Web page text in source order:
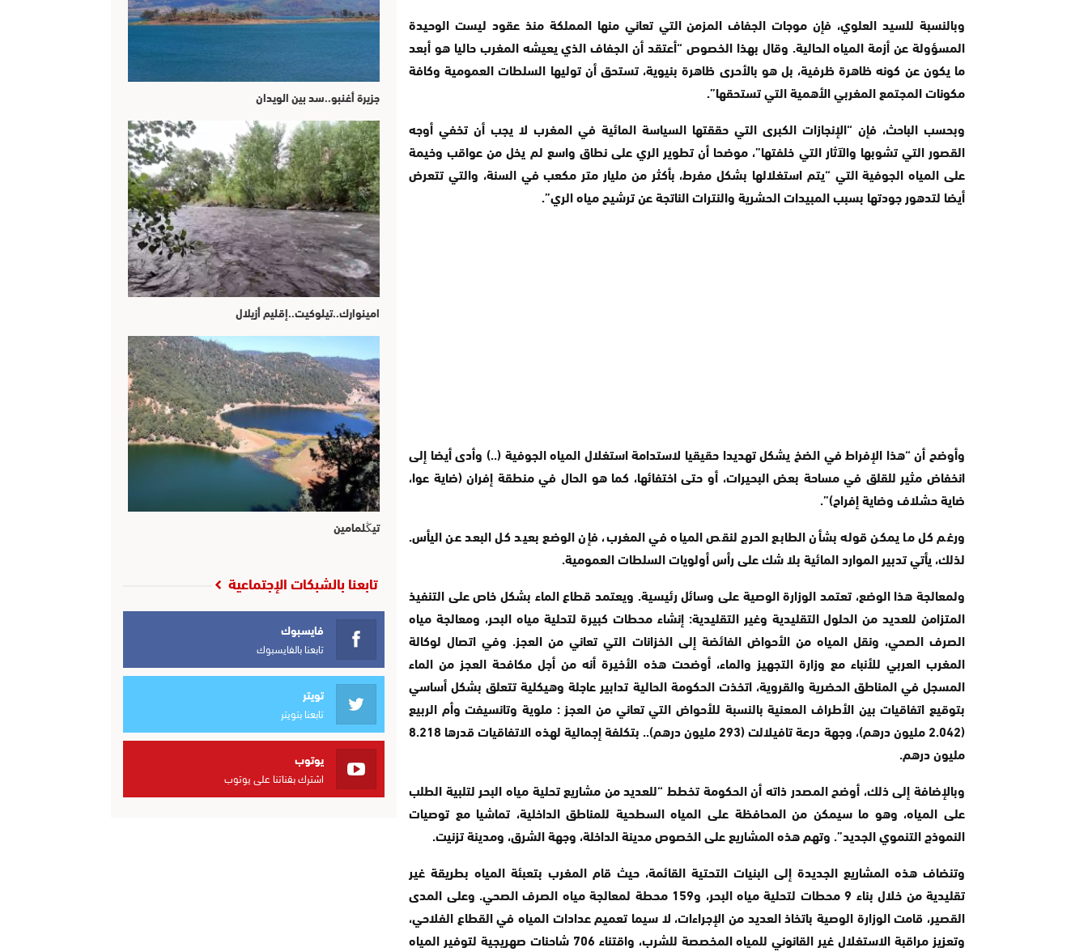
وبالنسبة للسيد العلوي، فإن موجات الجفاف المزمن التي تعاني منها المملكة منذ عقود ليست الوحيدة
المسؤولة عن أزمة المياه الحالية. وقال بهذا الخصوص “أعتقد أن الجفاف الذي يعيشه المغرب حاليا هو أبعد
ما يكون عن كونه ظاهرة ظرفية، بل هو بالأحرى ظاهرة بنيوية، تستحق أن توليها السلطات العمومية وكافة
مكونات المجتمع المغربي الأهمية التي تستحقها”.
وبحسب الباحث، فإن “الإنجازات الكبرى التي حققتها السياسة المائية في المغرب لا يجب أن تخفي أوجه
القصور التي تشوبها والآثار التي خلفتها”، موضحا أن تطوير الري على نطاق واسع لم يخل من عواقب وخيمة
على المياه الجوفية التي “يتم استغلالها بشكل مفرط، بأكثر من مليار متر مكعب في السنة، والتي تتعرض
أيضا لتدهور جودتها بسبب المبيدات الحشرية والنترات الناتجة عن ترشيح مياه الري”.
وأوضح أن “هذا الإفراط في الضخ يشكل تهديدا حقيقيا لاستدامة استغلال المياه الجوفية (..) وأدى أيضا إلى
انخفاض مثير للقلق في مساحة بعض البحيرات، أو حتى اختفائها، كما هو الحال في منطقة إفران (ضاية عوا،
ضاية حشلاف وضاية إفراح)”.
ورغم كل ما يمكن قوله بشأن الطابع الحرج لنقص المياه في المغرب، فإن الوضع بعيد كل البعد عن اليأس.
لذلك، يأتي تدبير الموارد المائية بلا شك على رأس أولويات السلطات العمومية.
ولمعالجة هذا الوضع، تعتمد الوزارة الوصية على وسائل رئيسية. ويعتمد قطاع الماء بشكل خاص على التنفيذ
المتزامن للعديد من الحلول التقليدية وغير التقليدية: إنشاء محطات كبيرة لتحلية مياه البحر، ومعالجة مياه
الصرف الصحي، ونقل المياه من الأحواض الفائضة إلى الخزانات التي تعاني من العجز. وفي اتصال لوكالة
المغرب العربي للأنباء مع وزارة التجهيز والماء، أوضحت هذه الأخيرة أنه من أجل مكافحة العجز من الماء
المسجل في المناطق الحضرية والقروية، اتخذت الحكومة الحالية تدابير عاجلة وهيكلية تتعلق بشكل أساسي
بتوقيع اتفاقيات بين الأطراف المعنية بالنسبة للأحواض التي تعاني من العجز : ملوية وتانسيفت وأم الربيع
(2.042 مليون درهم)، وجهة درعة تافيلالت (293 مليون درهم).. بتكلفة إجمالية لهذه الاتفاقيات قدرها 8.218
مليون درهم.
وبالإضافة إلى ذلك، أوضح المصدر ذاته أن الحكومة تخطط “للعديد من مشاريع تحلية مياه البحر لتلبية الطلب
على المياه، وهو ما سيمكن من المحافظة على المياه السطحية للمناطق الداخلية، تماشيا مع توصيات
النموذج التنموي الجديد”. وتهم هذه المشاريع على الخصوص مدينة الداخلة، وجهة الشرق، ومدينة تزنيت.
وتنضاف هذه المشاريع الجديدة إلى البنيات التحتية القائمة، حيث قام المغرب بتعبئة المياه بطريقة غير
تقليدية من خلال بناء 9 محطات لتحلية مياه البحر، و159 محطة لمعالجة مياه الصرف الصحي. وعلى المدى
القصير، قامت الوزارة الوصية باتخاذ العديد من الإجراءات، لا سيما تعميم عدادات المياه في القطاع الفلاحي،
وتعزيز مراقبة الاستغلال غير القانوني للمياه المخصصة للشرب، واقتناء 706 شاحنات صهريجية لتوفير المياه
جزيرة أغنبو..سد بين الويدان
امينوارك..تيلوكيت..إقليم أزيلال
تيڭلمامين
تابعنا بالشبكات الإجتماعية
فايسبوك
تابعنا بالفايسبوك
تويتر
تابعنا بتويتر
يوتوب
اشترك بقناتنا على يوتوب